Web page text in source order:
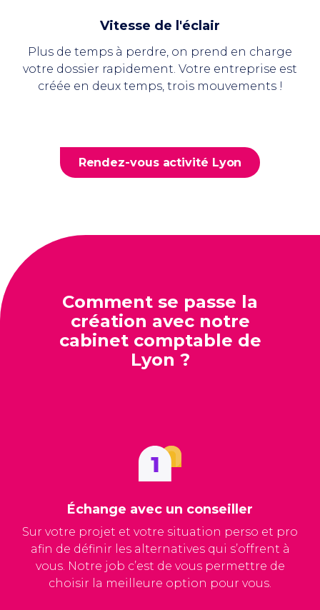
Vitesse de l'éclair
Plus de temps à perdre, on prend en charge
votre dossier rapidement. Votre entreprise est
créée en deux temps, trois mouvements !
Rendez-vous activité Lyon
Comment se passe la
création avec notre
cabinet comptable de
Lyon ?
Échange avec un conseiller
Sur votre projet et votre situation perso et pro
afin de définir les alternatives qui s’offrent à
vous. Notre job c’est de vous permettre de
choisir la meilleure option pour vous.